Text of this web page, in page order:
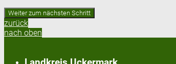
zurück
nach oben